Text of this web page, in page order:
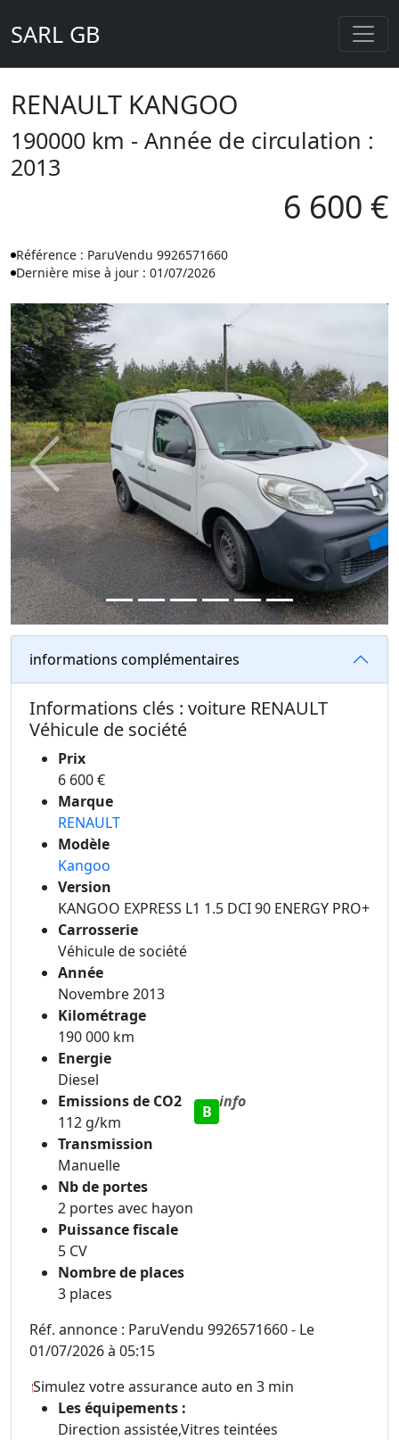
SARL GB
RENAULT KANGOO
190000 km - Année de circulation :
2013
6 600 €
Référence : ParuVendu 9926571660
Dernière mise à jour : 01/07/2026
Previous Next
informations complémentaires
Informations clés : voiture RENAULT
Véhicule de société
Prix
6 600 €
Marque
RENAULT
Modèle
Kangoo
Version
KANGOO EXPRESS L1 1.5 DCI 90 ENERGY PRO+
Carrosserie
Véhicule de société
Année
Novembre 2013
Kilométrage
190 000 km
Energie
Diesel
Emissions de CO2
112 g/km
B
info
Transmission
Manuelle
Nb de portes
2 portes avec hayon
Puissance fiscale
5 CV
Nombre de places
3 places
Réf. annonce : ParuVendu 9926571660 - Le
01/07/2026 à 05:15
Simulez votre assurance auto en 3 min
Les équipements :
Direction assistée,Vitres teintées